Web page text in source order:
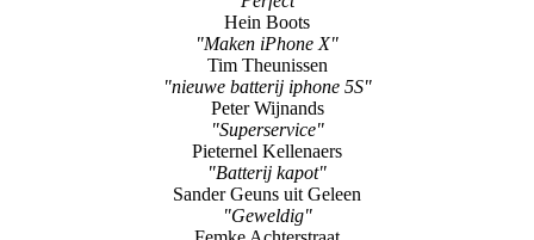
Hein Boots
"Maken iPhone X"
Tim Theunissen
"nieuwe batterij iphone 5S"
Peter Wijnands
"Superservice"
Pieternel Kellenaers
"Batterij kapot"
Sander Geuns uit Geleen
"Geweldig"